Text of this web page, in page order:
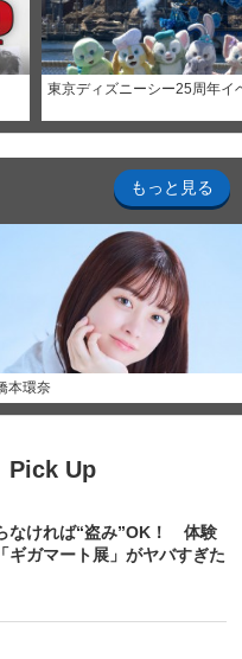
東京ディズニーシー25周年イ
もっと見る
本環奈
Pick Up
なければ“盗み”OK！ 体験
ギガマート展」がヤバすぎた